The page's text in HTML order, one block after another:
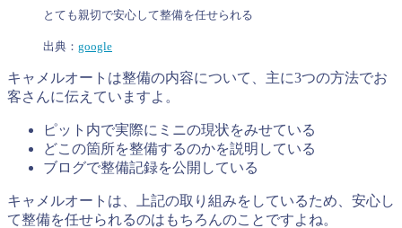
とても親切で安心して整備を任せられる
出典： google
キャメルオートは整備の内容について、主に3つの方法でお
客さんに伝えていますよ。
ピット内で実際にミニの現状をみせている
どこの箇所を整備するのかを説明している
ブログで整備記録を公開している
キャメルオートは、上記の取り組みをしているため、安心し
て整備を任せられるのはもちろんのことですよね。